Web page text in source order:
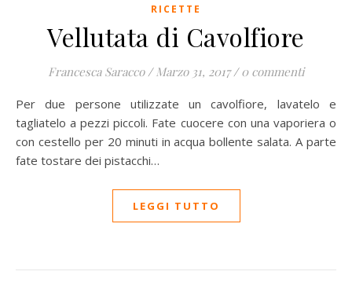
RICETTE
Vellutata di Cavolfiore
Francesca Saracco / Marzo 31, 2017 / 0 commenti
Per due persone utilizzate un cavolfiore, lavatelo e
tagliatelo a pezzi piccoli. Fate cuocere con una vaporiera o
con cestello per 20 minuti in acqua bollente salata. A parte
fate tostare dei pistacchi…
LEGGI TUTTO